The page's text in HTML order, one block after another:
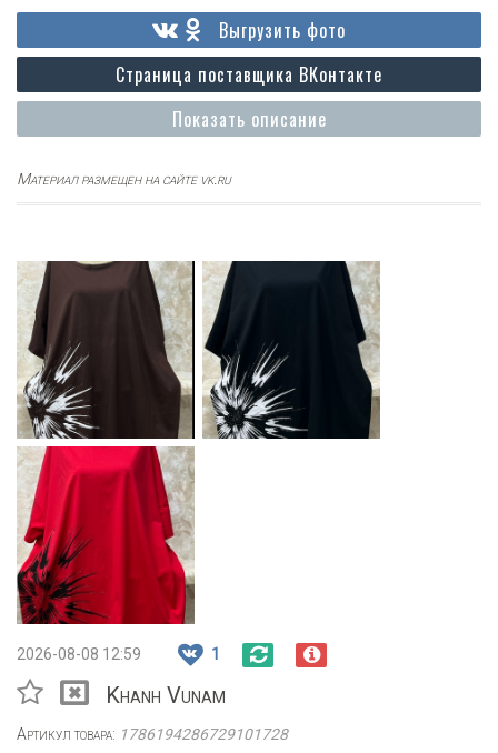
Показать описание
Страница поставщика ВКонтакте
Выгрузить фото
Материал размещен на сайте vk.ru
2026-08-08 12:59 1
Khanh Vunam
Артикул товара: 1786194286729101728